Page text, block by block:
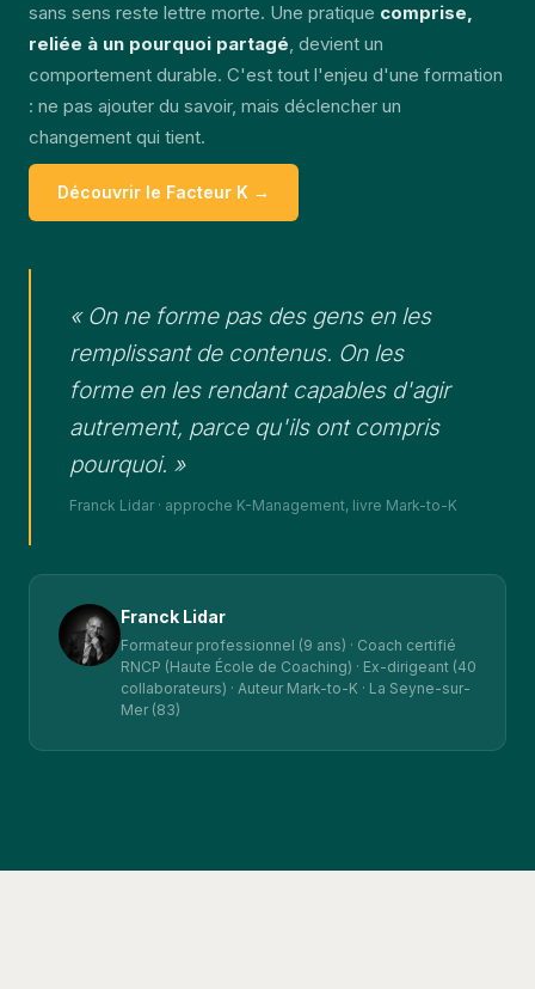
sans sens reste lettre morte. Une pratique comprise,
reliée à un pourquoi partagé, devient un
comportement durable. C'est tout l'enjeu d'une formation
: ne pas ajouter du savoir, mais déclencher un
changement qui tient.
Découvrir le Facteur K →
« On ne forme pas des gens en les
remplissant de contenus. On les
forme en les rendant capables d'agir
autrement, parce qu'ils ont compris
pourquoi. »
Franck Lidar · approche K-Management, livre Mark-to-K
Franck Lidar
Formateur professionnel (9 ans) · Coach certifié
RNCP (Haute École de Coaching) · Ex-dirigeant (40
collaborateurs) · Auteur Mark-to-K · La Seyne-sur-
Mer (83)